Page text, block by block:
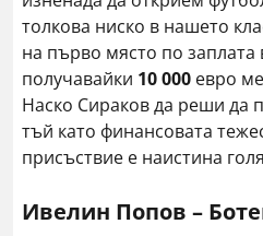
толкова ниско в нашето
на първо място по заплата
получавайки 10 000 евро
Наско Сираков да реши да
тъй като финансовата
присъствие е наистина
Ивелин Попов –